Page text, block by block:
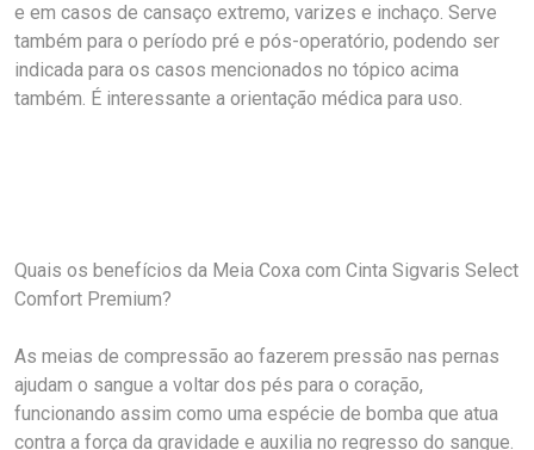
e em casos de cansaço extremo, varizes e inchaço. Serve
também para o período pré e pós-operatório, podendo ser
indicada para os casos mencionados no tópico acima
também. É interessante a orientação médica para uso.
Quais os benefícios da Meia Coxa com Cinta Sigvaris Select
Comfort Premium?
As meias de compressão ao fazerem pressão nas pernas
ajudam o sangue a voltar dos pés para o coração,
funcionando assim como uma espécie de bomba que atua
contra a força da gravidade e auxilia no regresso do sangue.